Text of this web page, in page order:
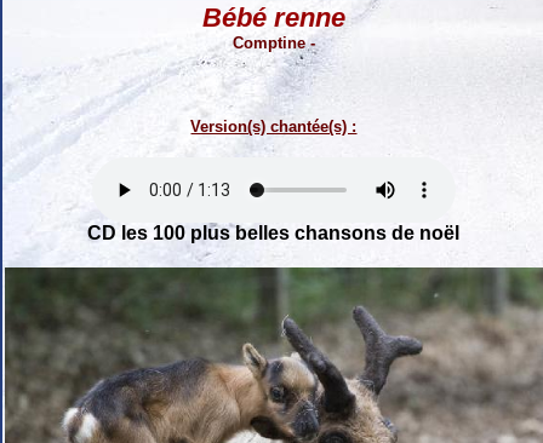
Bébé renne
Comptine -
Version(s) chantée(s) :
CD les 100 plus belles chansons de noël